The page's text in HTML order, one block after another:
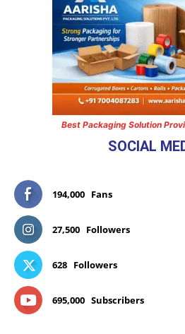
Best Packaging Solution
SOCIAL
194,000 Fans
27,500 Followers
628 Followers
695,000 Subscribers